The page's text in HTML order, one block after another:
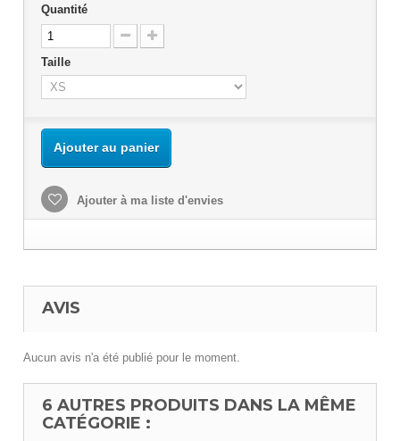
Quantité
Taille
Ajouter au panier
Ajouter à ma liste d'envies
AVIS
Aucun avis n'a été publié pour le moment.
6 AUTRES PRODUITS DANS LA MÊME
CATÉGORIE :